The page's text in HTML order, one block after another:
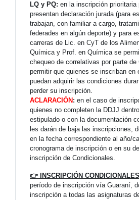
LQ y PQ: en la inscripción prioritaria
presentan declaración jurada (para
trabajan, con familiar a cargo,
federades en algún deporte) y para
carreras de Lic. en CyT de los
Química y Prof. en Química se
chequeo de correlativas por parte de
permitir que quienes se inscriban en
puedan adquirir las condiciones
perder su inscripción.
ACLARACIÓN : en el caso de
quienes no completen la DDJJ
estipulado o con la documentación
les darán de baja las inscripciones,
en la fecha correspondiente al año/
cronograma de inscripción o en su
inscripción de Condicionales.
👉 INSCRIPCIÓN
período de inscripción vía Guaraní,
inscripción a todas las asignaturas